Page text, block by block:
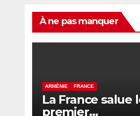
À ne pas manquer
ARMÉNIE FRANCE
La France salue
premier